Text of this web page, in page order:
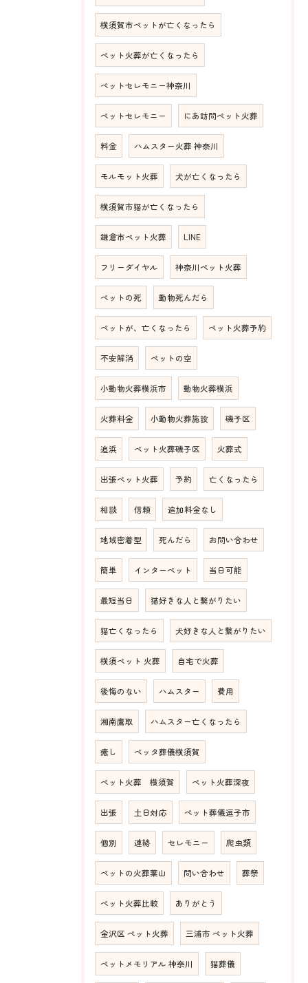
横須賀市ペットが亡くなったら
ペット火葬が亡くなったら
ペットセレモニー神奈川
ペットセレモニー にあ訪問ペット火葬
料金 ハムスター火葬 神奈川
モルモット火葬 犬が亡くなったら
横須賀市猫が亡くなったら
鎌倉市ペット火葬 LINE
フリーダイヤル 神奈川ペット火葬
ペットの死 動物死んだら
ペットが、亡くなったら ペット火葬予約
不安解消 ペットの空
小動物火葬横浜市 動物火葬横浜
火葬料金 小動物火葬施設 磯子区
追浜 ペット火葬磯子区 火葬式
出張ペット火葬 予約 亡くなったら
相談 信頼 追加料金なし
地域密着型 死んだら お問い合わせ
簡単 インターペット 当日可能
最短当日 猫好きな人と繋がりたい
猫亡くなったら 犬好きな人と繋がりたい
横須ペット 火葬 自宅で火葬
後悔のない ハムスター 費用
湘南鷹取 ハムスター亡くなったら
癒し ペッタ葬儀横須賀
ペット火葬 横須賀 ペット火葬深夜
出張 土日対応 ペット葬儀逗子市
個別 連絡 セレモニー 爬虫類
ペットの火葬葉山 問い合わせ 葬祭
ペット火葬比較 ありがとう
金沢区 ペット火葬 三浦市 ペット火葬
ペットメモリアル 神奈川 猫葬儀